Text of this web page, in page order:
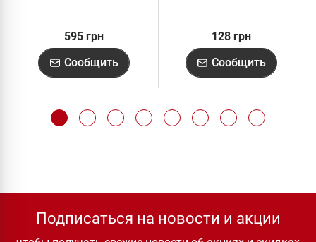
595 грн
Сообщить
128 грн
Сообщить
Подписаться на новости и акции